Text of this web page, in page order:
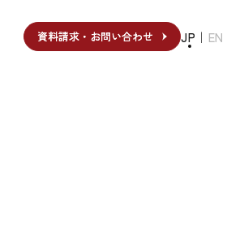
資料請求・お問い合わせ
資料請求・お問い合わせ JP ｜ EN